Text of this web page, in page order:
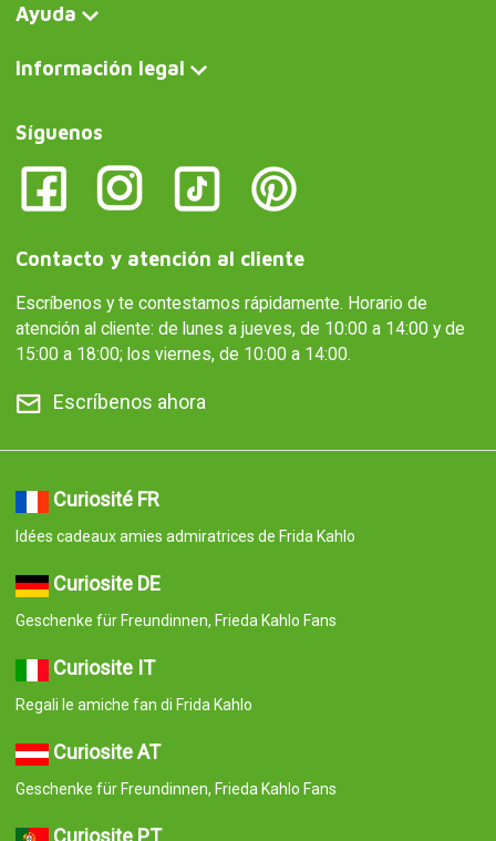
Ayuda
Información legal
Síguenos
Contacto y atención al cliente
Escríbenos y te contestamos rápidamente. Horario de
atención al cliente: de lunes a jueves, de 10:00 a 14:00 y de
15:00 a 18:00; los viernes, de 10:00 a 14:00.
Escríbenos ahora
Curiosité FR
Idées cadeaux amies admiratrices de Frida Kahlo
Curiosite DE
Geschenke für Freundinnen, Frieda Kahlo Fans
Curiosite IT
Regali le amiche fan di Frida Kahlo
Curiosite AT
Geschenke für Freundinnen, Frieda Kahlo Fans
Curiosite PT